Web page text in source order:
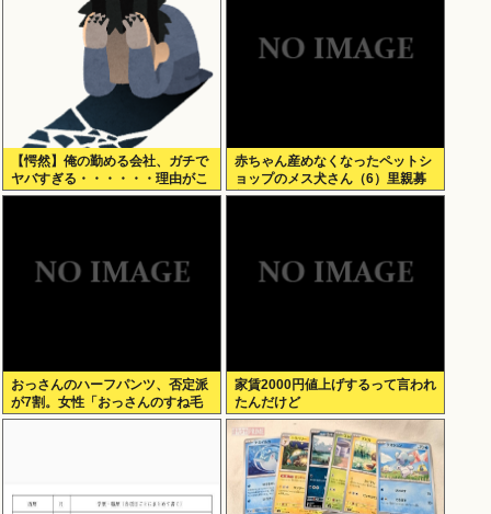
【愕然】俺の勤める会社、ガチで
ヤバすぎる・・・・・・理由がこ
ちら・・・・・・
赤ちゃん産めなくなったペットシ
ョップのメス犬さん（6）里親募
集されてしまうwww
おっさんのハーフパンツ、否定派
が7割。女性「おっさんのすね毛
なんて見たくないじゃないですか
家賃2000円値上げするって言われ
たんだけど